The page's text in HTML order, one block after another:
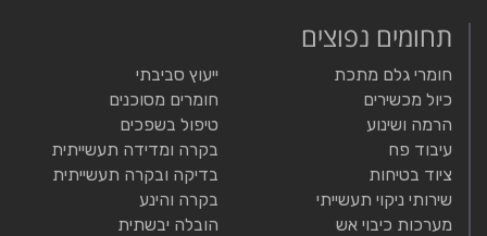
תחומים נפוצים
חומרי גלם מתכת
כיול מכשירים
הרמה ושינוע
עיבוד פח
ציוד בטיחות
שירותי ניקוי תעשייתי
מערכות כיבוי אש
ייעוץ סביבתי
חומרים מסוכנים
טיפול בשפכים
בקרה ומדידה תעשייתית
בדיקה ובקרה תעשייתית
בקרה והינע
הובלה יבשתית